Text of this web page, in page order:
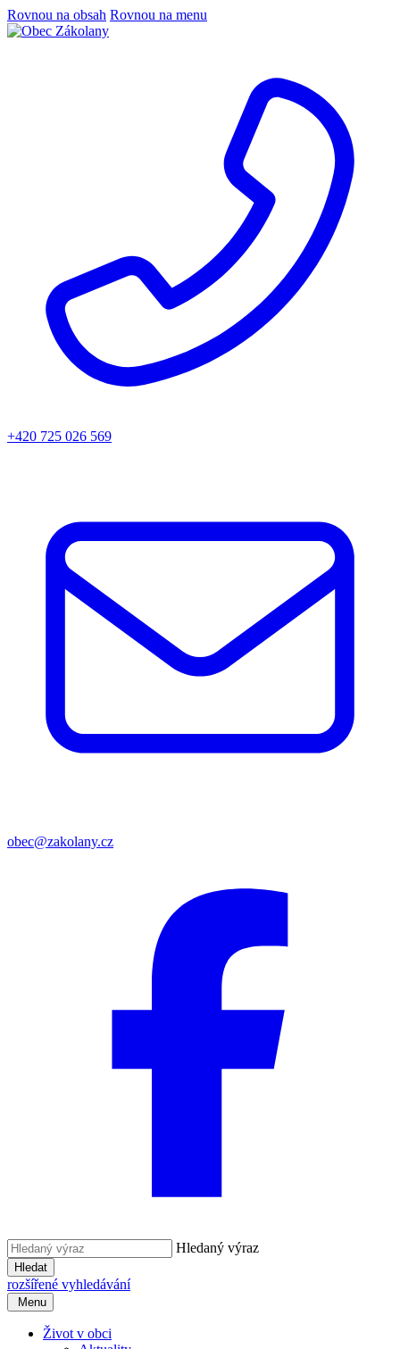
Rovnou na obsah Rovnou na menu
+420 725 026 569
obec@zakolany.cz
Hledaný výraz
Hledat
rozšířené vyhledávání
Menu
Život v obci